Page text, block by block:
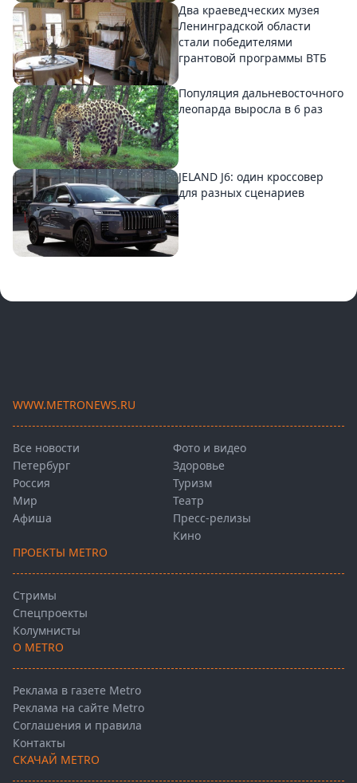
Два краеведческих музея
Ленинградской области
стали победителями
грантовой программы ВТБ
Популяция дальневосточного
леопарда выросла в 6 раз
JELAND J6: один кроссовер
для разных сценариев
WWW.METRONEWS.RU
Все новости
Петербург
Россия
Мир
Афиша
Фото и видео
Здоровье
Туризм
Театр
Пресс-релизы
Кино
ПРОЕКТЫ METRO
Стримы
Спецпроекты
Колумнисты
О METRO
Реклама в газете Metro
Реклама на сайте Metro
Соглашения и правила
Контакты
СКАЧАЙ METRO